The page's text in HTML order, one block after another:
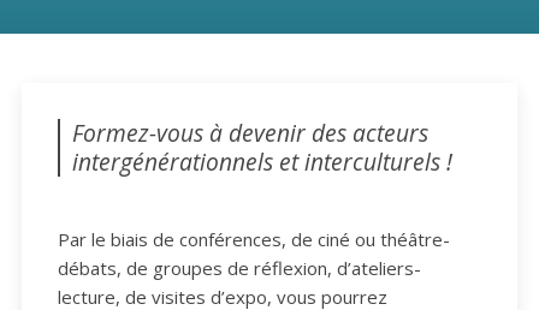
Formez-vous à devenir des acteurs
intergénérationnels et interculturels !
Par le biais de conférences, de ciné ou théâtre-
débats, de groupes de réflexion, d’ateliers-
lecture, de visites d’expo, vous pourrez